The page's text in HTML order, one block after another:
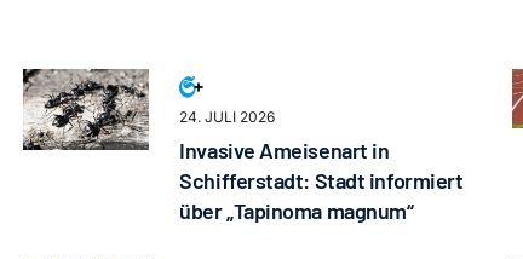
24. JULI 2026
Invasive Ameisenart in
Schifferstadt: Stadt informiert
über „Tapinoma magnum“